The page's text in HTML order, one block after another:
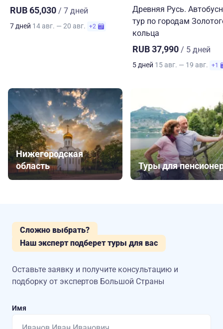
RUB 65,030 / 7 дней
7 дней 14 авг. — 20 авг. +2
Древняя Русь.
тур по городам
кольца
RUB 37,990 / 5 дней
5 дней 15 авг. — 19 авг. +1
Нижегородская
область
Туры для
Сложно выбрать?
Наш эксперт подберет туры для вас
Оставьте заявку и получите консультацию и
подборку от экспертов Большой Страны
Имя